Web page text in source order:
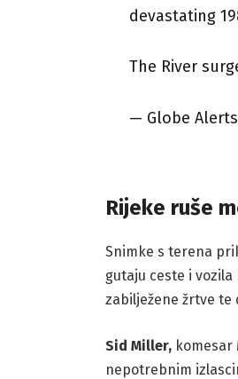
devastating
The River
— Globe
Rijeke ruše
Snimke s terena
gutaju ceste i
zabilježene žrtve te
Sid Miller,komesar
nepotrebnim